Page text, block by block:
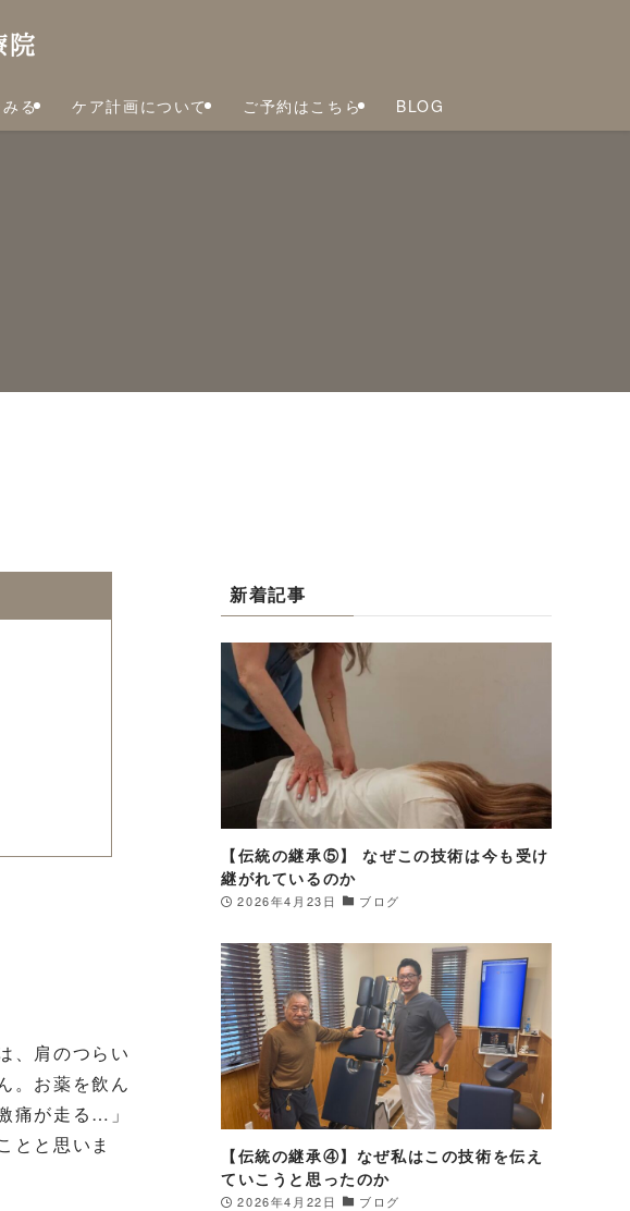
る ケア計画について ご予約はこちら BLOG
、肩のつらい
。お薬を飲ん
痛が走る…」
とと思いま
新着記事
【伝統の継承⑤】 なぜこの技術は今も受け
継がれているのか
2026年4月23日 ブログ
【伝統の継承④】なぜ私はこの技術を伝え
ていこうと思ったのか
2026年4月22日 ブログ